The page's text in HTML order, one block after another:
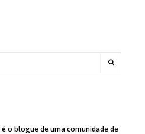
é o blogue de uma comunidade de